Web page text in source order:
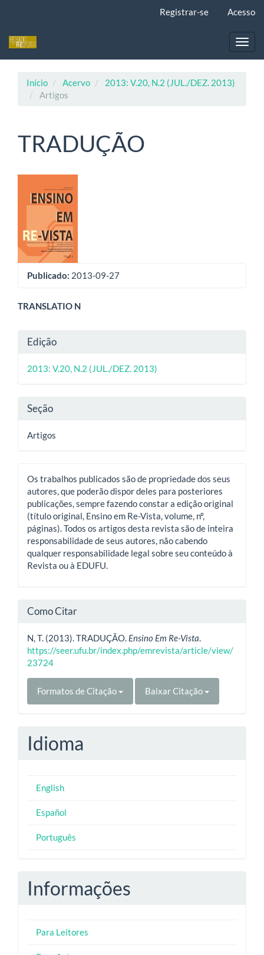
principal
Registrar-se Acesso
Início Acervo
2013: V.20, N.2 (JUL./DEZ. 2013)
Artigos
TRADUÇÃO
Barra
lateral
de
artigos
Publicado: 2013-09-27
Conteúdo
artigo
principal
TRANSLATIO N
Detalhes
do
Edição
2013: V.20, N.2 (JUL./DEZ. 2013)
Seção
Artigos
Os trabalhos publicados são de propriedade dos seus
autores, que poderão dispor deles para posteriores
publicações, sempre fazendo constar a edição original
(título original, Ensino em Re-Vista, volume, nº,
páginas). Todos os artigos desta revista são de inteira
responsabilidade de seus autores, não cabendo
qualquer responsabilidade legal sobre seu conteúdo à
Revista ou à EDUFU.
Como Citar
N, T. (2013). TRADUÇÃO. Ensino Em Re-Vista.
https://seer.ufu.br/index.php/emrevista/article/view/
23724
Formatos de Citação Baixar Citação
Idioma
English
Español
Português
Informações
Para Leitores